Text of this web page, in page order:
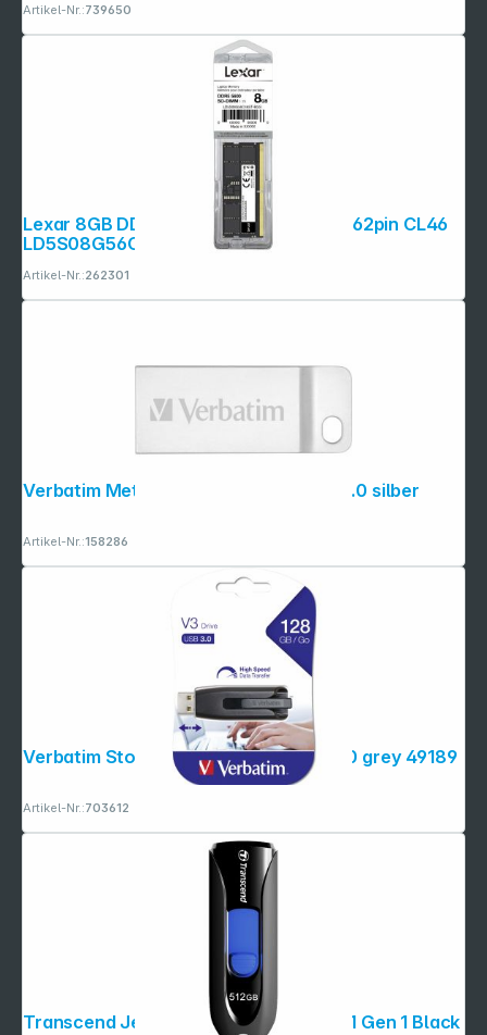
Artikel-Nr.:739650
Lexar 8GB DDR5 5600Mhz SO-DIMM 262pin CL46
LD5S08G56C46ST-BGS
Artikel-Nr.:262301
Verbatim Metal Executive 32GB USB 2.0 silber
Artikel-Nr.:158286
Verbatim Store n Go V3 128GB USB 3.0 grey 49189
Artikel-Nr.:703612
Transcend JetFlash 790 512GB USB 3.1 Gen 1 Black